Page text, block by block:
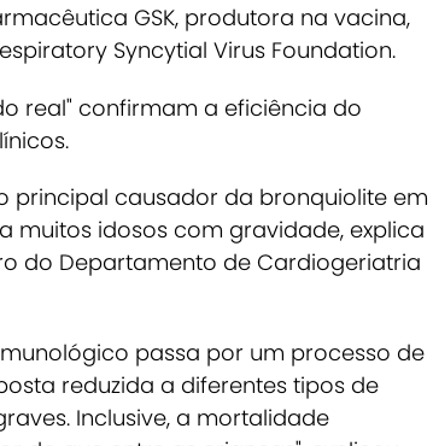
GSK, produtora na vacina,
Syncytial Virus Foundation.
real" confirmam a eficiência do
principal causador da bronquiolite em
muitos idosos com gravidade, explica
do Departamento de Cardiogeriatria
passa por um processo de
reduzida a diferentes tipos de
Inclusive, a mortalidade